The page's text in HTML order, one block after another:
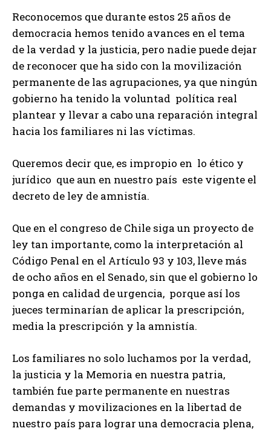
Reconocemos que durante estos 25 años de
democracia hemos tenido avances en el tema
de la verdad y la justicia, pero nadie puede dejar
de reconocer que ha sido con la movilización
permanente de las agrupaciones, ya que ningún
gobierno ha tenido la voluntad política real
plantear y llevar a cabo una reparación integral
hacia los familiares ni las víctimas.
Queremos decir que, es impropio en lo ético y
jurídico que aun en nuestro país este vigente el
decreto de ley de amnistía.
Que en el congreso de Chile siga un proyecto de
ley tan importante, como la interpretación al
Código Penal en el Artículo 93 y 103, lleve más
de ocho años en el Senado, sin que el gobierno lo
ponga en calidad de urgencia, porque así los
jueces terminarían de aplicar la prescripción,
media la prescripción y la amnistía.
Los familiares no solo luchamos por la verdad,
la justicia y la Memoria en nuestra patria,
también fue parte permanente en nuestras
demandas y movilizaciones en la libertad de
nuestro país para lograr una democracia plena,